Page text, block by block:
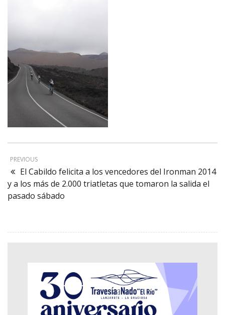
PREVIOUS
El Cabildo felicita a los vencedores del Ironman 2014
y a los más de 2.000 triatletas que tomaron la salida el
pasado sábado